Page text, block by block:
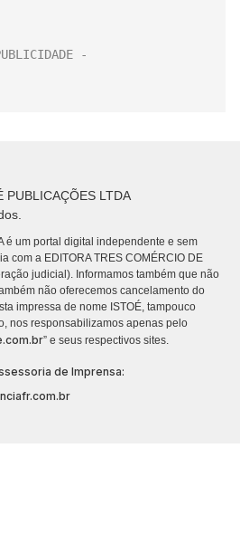
LTDA
é um portal digital independente e sem
com a EDITORA TRES COMÉRCIO DE
judicial). Informamos também que não
não oferecemos cancelamento do
impressa de nome ISTOÉ, tampouco
nos responsabilizamos apenas pelo
” e seus respectivos sites.
de Imprensa: